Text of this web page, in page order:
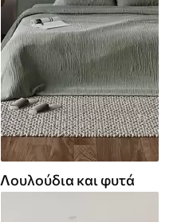
Λουλούδια και φυτά